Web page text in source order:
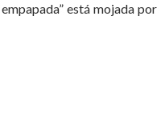
está mojada por